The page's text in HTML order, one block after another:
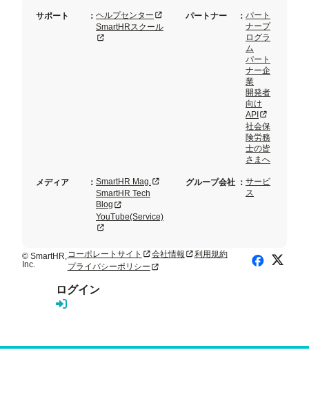
サポート ： ヘルプセンター 新規タブまたはウィンドウで開く
SmartHRスクール
新規タブまたはウィンドウで開く
メディア ： SmartHR Mag.新規タブまたはウィンドウで開く
SmartHR Tech
Blog 新規タブまたはウィンドウで開く
YouTube(Service)
新規タブまたはウィンドウで開く
パートナー ： パート
ナープ
ログラ
ム
パート
ナー企
業
開発者
向け
API新規タブま
社会保
険労務
士の皆
さまへ
グループ会社 ： サービ
ス
© SmartHR,
Inc.
コーポレートサイト 新規タブまたはウィンドウで開く
会社情報新規タブまたはウィンドウで開く
利用規約
プライバシーポリシー新規タブまたはウィンドウで開くFacebook
X
ログイン